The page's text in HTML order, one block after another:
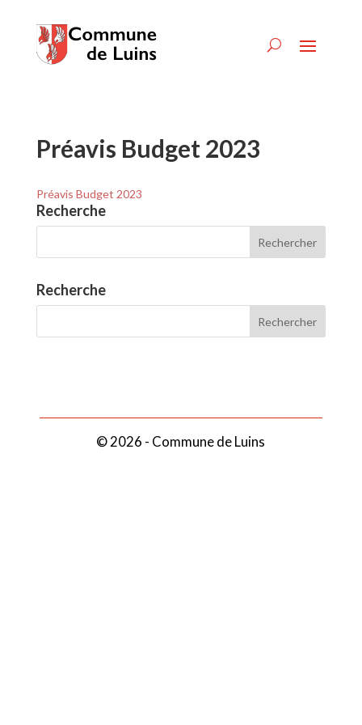
Préavis Budget 2023
Préavis Budget 2023
Recherche
Recherche
© 2026 - Commune de Luins